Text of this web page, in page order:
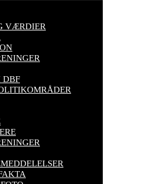
VÆRDIER
DBF